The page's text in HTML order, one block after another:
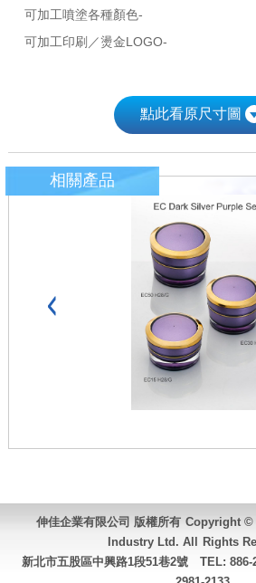
可加工噴塗各種顏色-
可加工印刷／燙金LOGO-
點此看原尺寸圖
相關產品
伸佳企業有限公司 版權所有 Copyright
Industry Ltd. All Rights
新北市五股區中興路1段51巷2號 TEL:886-